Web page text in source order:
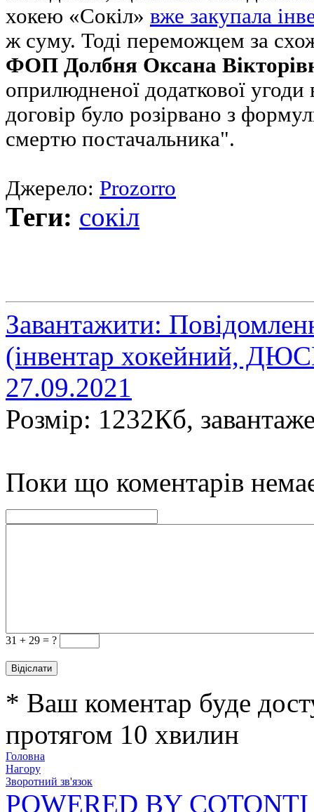
хокею «Сокіл» вже закупала
ж суму. Тоді переможцем за
ФОП Долбня Оксана
оприлюдненої додаткової
договір було розірвано з
смертю постачальника".
Джерело: Prozorro
Теги: сокіл
Завантажити:
(інвентар хокейний,
27.09.2021
Розмір: 1232Кб,
Поки що коментарів
31 + 29 = ?
* Ваш коментар буде
протягом 10 хвилин
Головна
Нагору
Зворотний зв'язок
POWERED BY COTONTI